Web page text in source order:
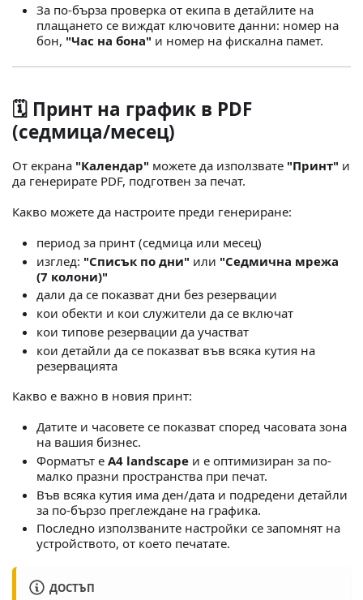
За по-бърза проверка от екипа в детайлите на
плащането се виждат ключовите данни: номер на
бон, "Час на бона" и номер на фискална памет.
🗓️ Принт на график в PDF
(седмица/месец)
От екрана "Календар" можете да използвате "Принт" и
да генерирате PDF, подготвен за печат.
Какво можете да настроите преди генериране:
период за принт (седмица или месец)
изглед: "Списък по дни" или "Седмична мрежа
(7 колони)"
дали да се показват дни без резервации
кои обекти и кои служители да се включат
кои типове резервации да участват
кои детайли да се показват във всяка кутия на
резервацията
Какво е важно в новия принт:
Датите и часовете се показват според часовата зона
на вашия бизнес.
Форматът е A4 landscape и е оптимизиран за по-
малко празни пространства при печат.
Във всяка кутия има ден/дата и подредени детайли
за по-бързо преглеждане на графика.
Последно използваните настройки се запомнят на
устройството, от което печатате.
ДОСТЪП